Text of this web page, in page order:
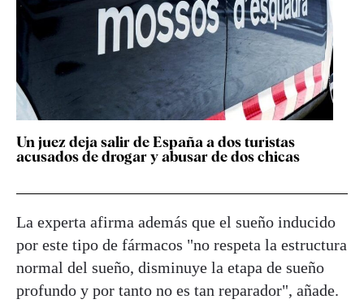
Un juez deja salir de España a dos turistas
acusados de drogar y abusar de dos chicas
La experta afirma además que el sueño inducido
por este tipo de fármacos "no respeta la estructura
normal del sueño, disminuye la etapa de sueño
profundo y por tanto no es tan reparador", añade.